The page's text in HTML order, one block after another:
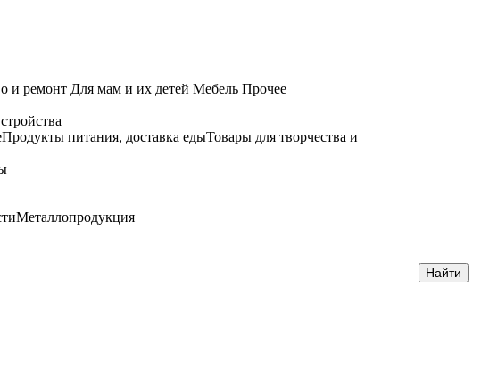
и ремонт Для мам и их детей Мебель Прочее
Продукты питания, доставка едыТовары для творчества и
Металлопродукция